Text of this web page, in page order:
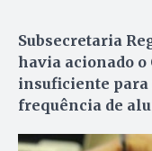
Subsecretaria
havia acionado
insuficiente para
frequência de